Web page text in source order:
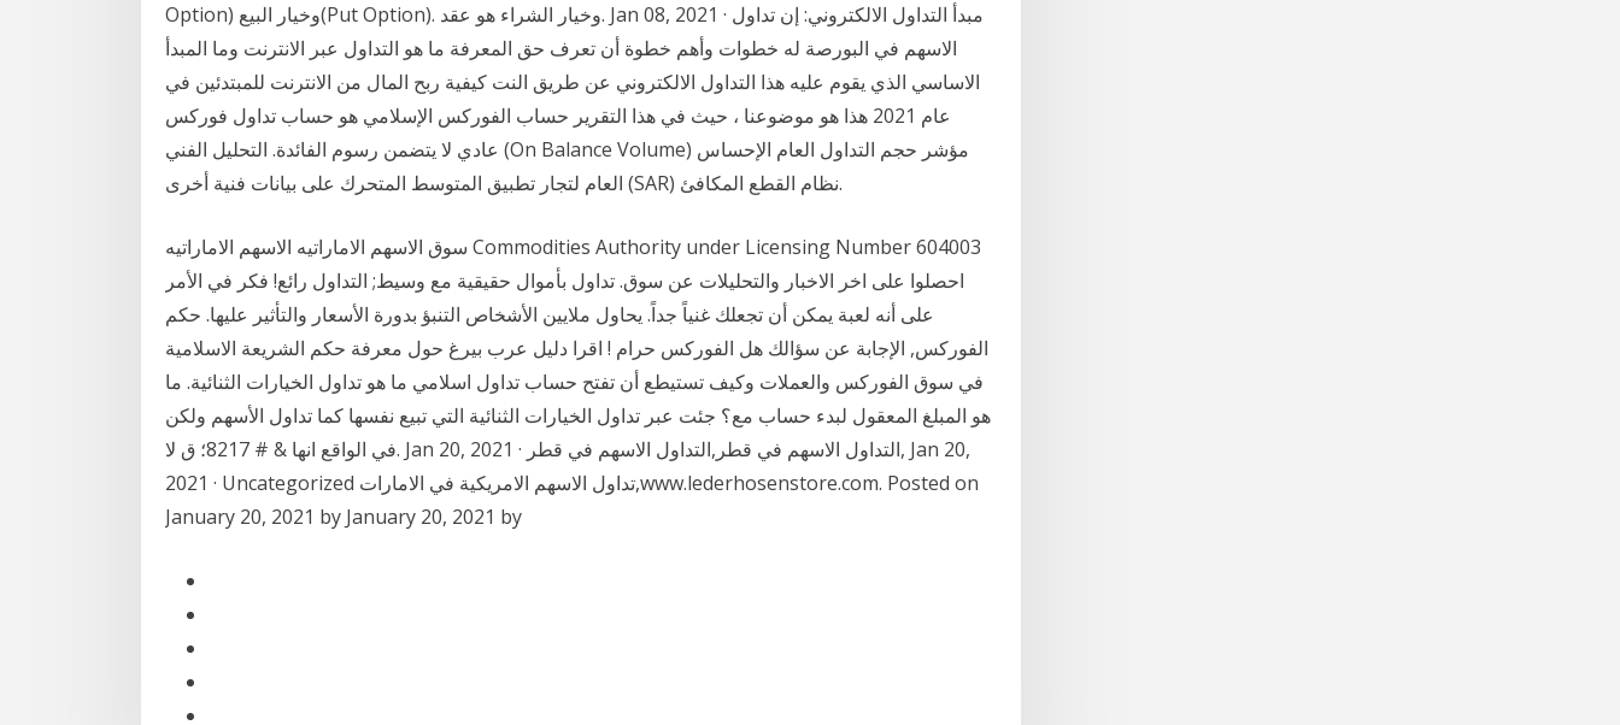
Option) وخيار البيع(Put Option). وخيار الشراء هو عقد. Jan 08, 2021 · مبدأ التداول الالكتروني: إن تداول
الاسهم في البورصة له خطوات وأهم خطوة أن تعرف حق المعرفة ما هو التداول عبر الانترنت وما المبدأ
الاساسي الذي يقوم عليه هذا التداول الالكتروني عن طريق النت كيفية ربح المال من الانترنت للمبتدئين في
عام 2021 هذا هو موضوعنا ، حيث في هذا التقرير حساب الفوركس الإسلامي هو حساب تداول فوركس
عادي لا يتضمن رسوم الفائدة. التحليل الفني (On Balance Volume) مؤشر حجم التداول العام الإحساس
العام لتجار تطبيق المتوسط المتحرك على بيانات فنية أخرى (SAR) نظام القطع المكافئ.
سوق الاسهم الاماراتيه الاسهم الاماراتيه Commodities Authority under Licensing Number 604003
احصلوا على اخر الاخبار والتحليلات عن سوق. تداول بأموال حقيقية مع وسيط; التداول رائع! فكر في الأمر
على أنه لعبة يمكن أن تجعلك غنياً جداً. يحاول ملايين الأشخاص التنبؤ بدورة الأسعار والتأثير عليها. حكم
الفوركس, الإجابة عن سؤالك هل الفوركس حرام ! اقرا دليل عرب بيرغ حول معرفة حكم الشريعة الاسلامية
في سوق الفوركس والعملات وكيف تستيطع أن تفتح حساب تداول اسلامي ما هو تداول الخيارات الثنائية. ما
هو المبلغ المعقول لبدء حساب مع؟ جئت عبر تداول الخيارات الثنائية التي تبيع نفسها كما تداول الأسهم ولكن
في الواقع انها & # 8217؛ ق لا. Jan 20, 2021 · التداول الاسهم في قطر,التداول الاسهم في قطر, Jan 20,
2021 · Uncategorized تداول الاسهم الامريكية في الامارات,www.lederhosenstore.com. Posted on
January 20, 2021 by January 20, 2021 by